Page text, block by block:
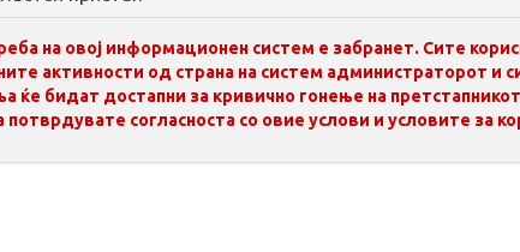
на овој информационен систем е забранет. Сите
активности од страна на систем администраторот и
ќе бидат достапни за кривично гонење на
потврдувате согласноста со овие услови и условите за